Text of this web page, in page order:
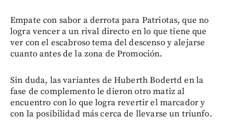
Empate con sabor a derrota para Patriotas, que no
logra vencer a un rival directo en lo que tiene que
ver con el escabroso tema del descenso y alejarse
cuanto antes de la zona de Promoción.
Sin duda, las variantes de Huberth Bodertd en la
fase de complemento le dieron otro matiz al
encuentro con lo que logra revertir el marcador y
con la posibilidad más cerca de llevarse un triunfo.